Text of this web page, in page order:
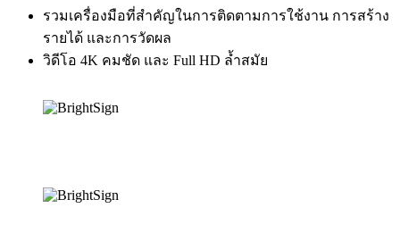
รวมเครื่องมือที่สำคัญในการติดตามการใช้งาน การสร้าง
รายได้ และการวัดผล
วิดีโอ 4K คมชัด และ Full HD ล้ำสมัย